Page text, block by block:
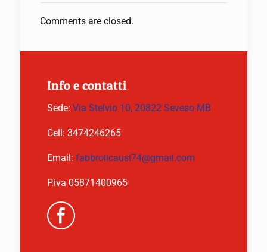
Comments are closed.
Info e contatti
Sede: Via Stelvio 10, 20822 Seveso MB
Cell: 3474246265
Email: fabbrolicausi74@gmail.com
P.iva 05871400965